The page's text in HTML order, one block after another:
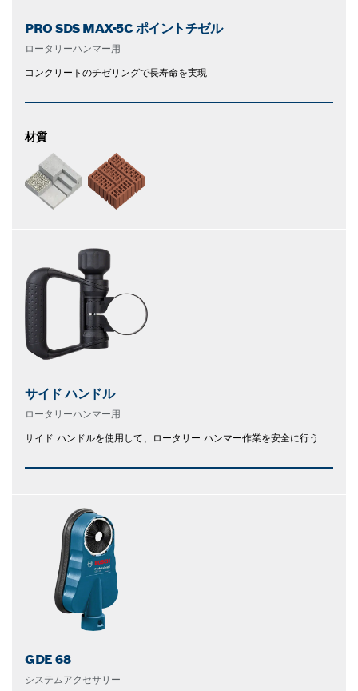
PRO SDS MAX-5C ポイントチゼル
ロータリーハンマー用
コンクリートのチゼリングで長寿命を実現
材質
サイド ハンドル
ロータリーハンマー用
サイド ハンドルを使用して、ロータリー ハンマー作業を安全に行う
GDE 68
システムアクセサリー